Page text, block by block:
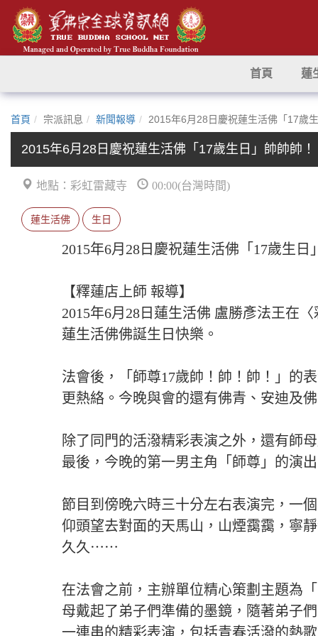
首頁 蓮
首頁 宗派訊息 新聞報導 2015年6月28日慶祝蓮生活佛「17歲
2015年6月28日慶祝蓮生活佛「17歲生日」帥帥帥！
地點：彩虹雷藏寺 00:00(台灣時間)
蓮生活佛 生日
2015年6月28日慶祝蓮生活佛「17歲生日
【釋蓮店上師 報導】
2015年6月28日蓮生活佛 盧勝彥法王在
蓮生活佛佛誕生日快樂。
法會後，「師尊17歲帥！帥！帥！」的
更熱絡。今晚與會的還有佛青、安迪及
除了同門的活潑精彩表演之外，還有師
最後，今晚的第一男主角「師尊」的演
節目到傍晚六時三十分左右表演完，一
仰頭望去對面的天馬山，山煙靄靄，寧
久久⋯⋯
在法會之前，主辦單位精心策劃主題為
母戴起了弟子們準備的墨鏡，隨著弟子
一連串的精彩表演，包括青春活潑的熱